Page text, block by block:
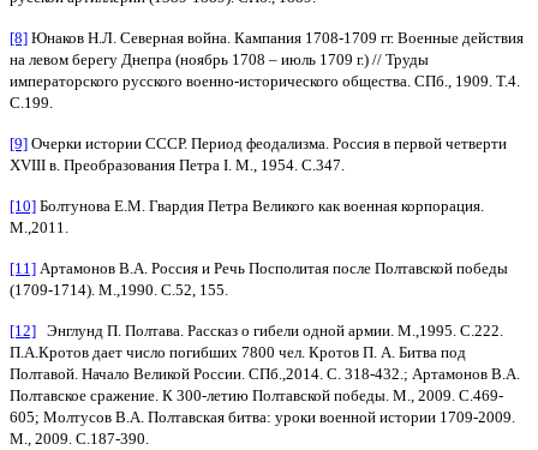
[8] Юнаков Н.Л. Северная война. Кампания 1708-1709 гг. Военные действия
на левом берегу Днепра (ноябрь 1708 – июль 1709 г.) // Труды
императорского русского военно-исторического общества. СПб., 1909. Т.4.
С.199.
[9] Очерки истории СССР. Период феодализма. Россия в первой четверти
XVIII в. Преобразования Петра I. М., 1954. С.347.
[10] Болтунова Е.М. Гвардия Петра Великого как военная корпорация.
М.,2011.
[11] Артамонов В.А. Россия и Речь Посполитая после Полтавской победы
(1709-1714). М.,1990. С.52, 155.
[12] Энглунд П. Полтава. Рассказ о гибели одной армии. М.,1995. С.222.
П.А.Кротов дает число погибших 7800 чел. Кротов П. А. Битва под
Полтавой. Начало Великой России. СПб.,2014. С. 318-432.; Артамонов В.А.
Полтавское сражение. К 300-летию Полтавской победы. М., 2009. С.469-
605; Молтусов В.А. Полтавская битва: уроки военной истории 1709-2009.
М., 2009. С.187-390.